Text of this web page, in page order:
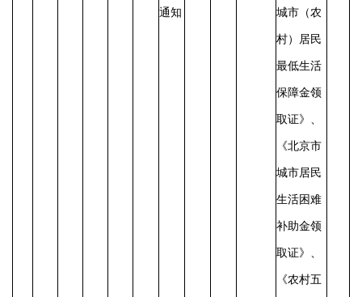
通知 城市（农
村）居民
最低生活
保障金领
取证》、
《北京市
城市居民
生活困难
补助金领
取证》、
《农村五